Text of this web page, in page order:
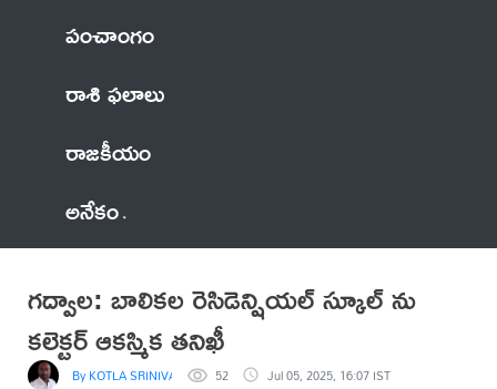
పంచాంగం
రాశి ఫలాలు
రాజకీయం
అనేకం
గద్వాల: బాలికల రెసిడెన్షియల్ స్కూల్ ను
కలెక్టర్ ఆకస్మిక తనిఖీ
By KOTLA SRINIVASA REDDY
52 Jul 05, 2025, 16:07 IST